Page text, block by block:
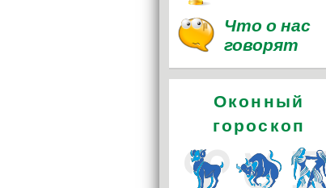
Что о нас
говорят
Оконный
гороскоп